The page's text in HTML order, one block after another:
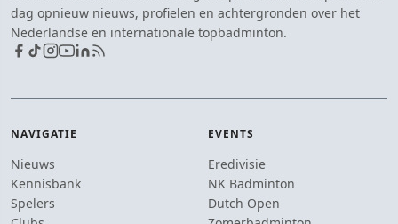
dag opnieuw nieuws, profielen en achtergronden over het
Nederlandse en internationale topbadminton.
NAVIGATIE
Nieuws
Kennisbank
Spelers
EVENTS
Eredivisie
NK Badminton
Dutch Open